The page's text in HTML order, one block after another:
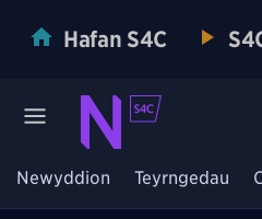
Hafan S4C
Newyddion Teyrngedau